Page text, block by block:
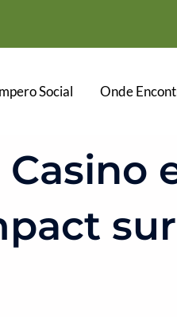
Social Onde